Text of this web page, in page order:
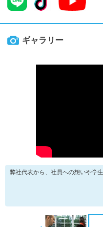
ギャラリー
弊社代表から、社員への想いや学